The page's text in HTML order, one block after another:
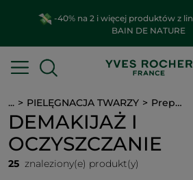
-40% na 2 i więcej produktów z
BAIN DE NATURE
... PIELĘGNACJA TWARZY Preparaty do czyszczenia
DEMAKIJAŻ I
OCZYSZCZANIE
25 znaleziony(e) produkt(y)